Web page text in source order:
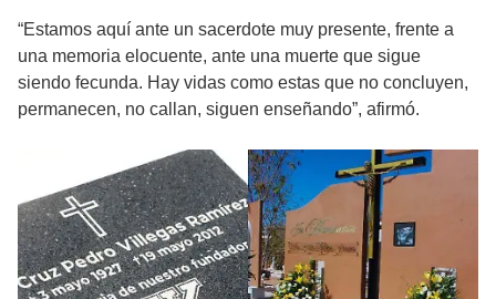
“Estamos aquí ante un sacerdote muy presente, frente a
una memoria elocuente, ante una muerte que sigue
siendo fecunda. Hay vidas como estas que no concluyen,
permanecen, no callan, siguen enseñando”, afirmó.